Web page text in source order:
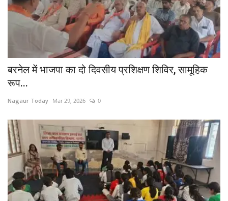
बरनेल में भाजपा का दो दिवसीय प्रशिक्षण शिविर, सामूहिक
रूप...
Nagaur Today Mar 29, 2026 0